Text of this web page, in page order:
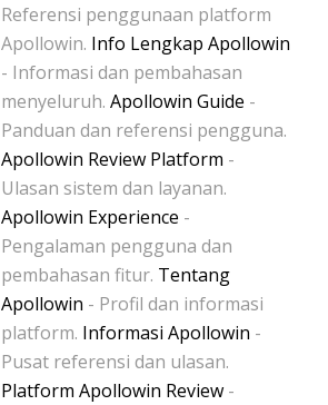
Referensi penggunaan platform
Apollowin. Info Lengkap Apollowin
- Informasi dan pembahasan
menyeluruh. Apollowin Guide -
Panduan dan referensi pengguna.
Apollowin Review Platform -
Ulasan sistem dan layanan.
Apollowin Experience -
Pengalaman pengguna dan
pembahasan fitur. Tentang
Apollowin - Profil dan informasi
platform. Informasi Apollowin -
Pusat referensi dan ulasan.
Platform Apollowin Review -